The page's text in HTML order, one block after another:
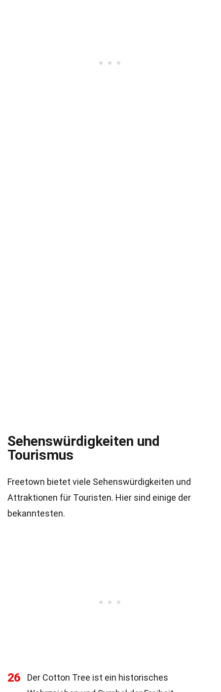
Sehenswürdigkeiten und
Tourismus
Freetown bietet viele Sehenswürdigkeiten und
Attraktionen für Touristen. Hier sind einige der
bekanntesten.
26
Der Cotton Tree ist ein historisches